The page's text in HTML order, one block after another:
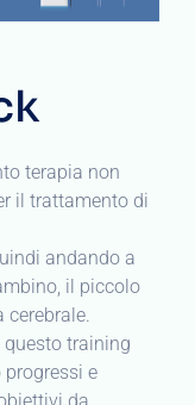
terapia non
il trattamento di
andando a
il piccolo
questo training
e